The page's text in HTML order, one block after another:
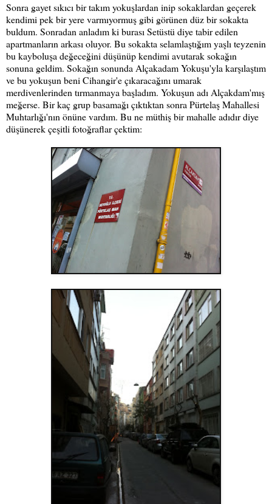
Sonra gayet sıkıcı bir takım yokuşlardan inip sokaklardan geçerek
kendimi pek bir yere varmıyormuş gibi görünen düz bir sokakta
buldum. Sonradan anladım ki burası Setüstü diye tabir edilen
apartmanların arkası oluyor. Bu sokakta selamlaştığım yaşlı teyzenin
bu kayboluşa değeceğini düşünüp kendimi avutarak sokağın
sonuna geldim. Sokağın sonunda Alçakadam Yokuşu'yla karşılaştım
ve bu yokuşun beni Cihangir'e çıkaracağını umarak
merdivenlerinden tırmanmaya başladım. Yokuşun adı Alçakdam'mış
meğerse. Bir kaç grup basamağı çıktıktan sonra Pürtelaş Mahallesi
Muhtarlığı'nın önüne vardım. Bu ne müthiş bir mahalle adıdır diye
düşünerek çeşitli fotoğraflar çektim: